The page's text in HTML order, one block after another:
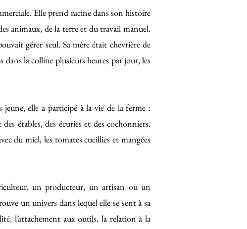
Elle prend racine dans son histoire
animaux, de la terre et du travail manuel.
gérer seul. Sa mère était chevrière de
dans la colline plusieurs heures par jour, les
jeune, elle a participé à la vie de la ferme :
étables, des écuries et des cochonniers.
du miel, les tomates cueillies et mangées
un producteur, un artisan ou un
un univers dans lequel elle se sent à sa
l’attachement aux outils, la relation à la